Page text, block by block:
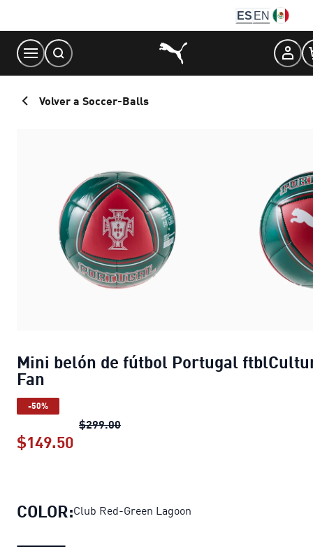
Content
ES EN
Volver a Soccer-Balls
Mini belón de fútbol Portugal
Fan
-50%
$299.00Mini belón de fútbol Portugal
$149.50
COLOR:Club Red-Green Lagoon